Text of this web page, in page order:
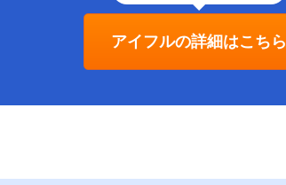
アイフルの詳細はこちら